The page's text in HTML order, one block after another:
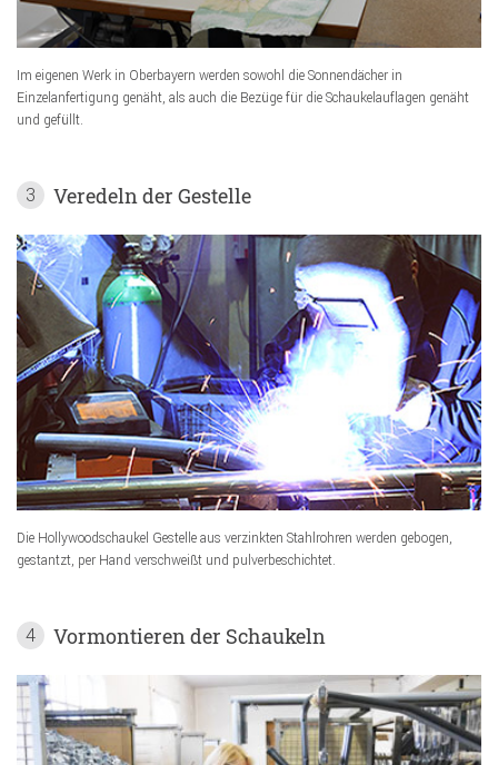
Im eigenen Werk in Oberbayern werden sowohl die Sonnendächer in
Einzelanfertigung genäht, als auch die Bezüge für die Schaukelauflagen genäht
und gefüllt.
3 Veredeln der Gestelle
Die Hollywoodschaukel Gestelle aus verzinkten Stahlrohren werden gebogen,
gestantzt, per Hand verschweißt und pulverbeschichtet.
4 Vormontieren der Schaukeln